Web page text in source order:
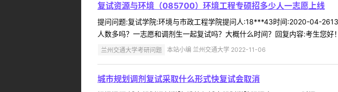
复试资源与环境（085700）环境工程专硕招多少人一志愿上线
提问问题:复试学院:环境与市政工程学院提问人:18***43时间:2020-04-
人数多吗？一志愿和调剂生一起复试吗？大概什么时间？回复内容:考生您
兰州交通大学考研问题 本站小编 兰州交通大学 2022-11-06
城市规划调剂复试采取什么形式快复试会取消